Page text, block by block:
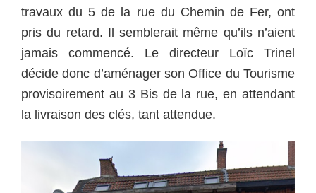
travaux du 5 de la rue du Chemin de Fer, ont
pris du retard. Il semblerait même qu’ils n’aient
jamais commencé. Le directeur Loïc Trinel
décide donc d’aménager son Office du Tourisme
provisoirement au 3 Bis de la rue, en attendant
la livraison des clés, tant attendue.